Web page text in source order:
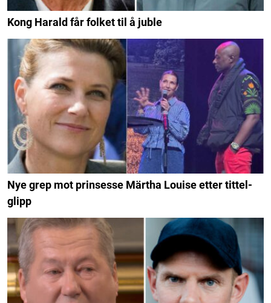
Kong Harald får folket til å juble
Nye grep mot prinsesse Märtha Louise etter tittel-
glipp